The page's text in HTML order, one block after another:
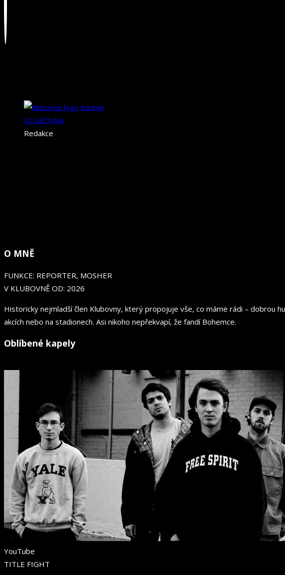
KLUBOVNA
Redakce
O MNĚ
FUNKCE: REPORTER, MOSHER
V KLUBOVNĚ OD: 2026
Historicky nejmladší člen Klubovny, který propojuje vše, co máme rádi – dobrou
akcích nebo na stadionech. Asi nikoho nepřekvapí, že fandí Bohemce.
Oblíbené kapely
YouTube
TITLE FIGHT